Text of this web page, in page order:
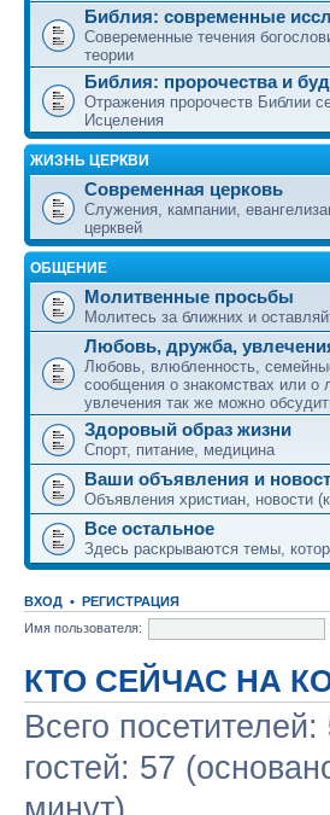
Библия: современные
Совеременные течения
теории
Библия: пророчества и
Отражения пророчеств Библии
Исцеления
ЖИЗНЬ ЦЕРКВИ
Современная церковь
Служения, кампании,
церквей
ОБЩЕНИЕ
Молитвенные просьбы
Молитесь за ближних и
Любовь, дружба,
Любовь, влюбленность,
сообщения о знакомствах или
увлечения так же можно
Здоровый образ жизни
Спорт, питание, медицина
Ваши объявления и
Объявления христиан, новости
Все остальное
Здесь раскрываются темы,
ВХОД • РЕГИСТРАЦИЯ
Имя пользователя:
КТО СЕЙЧАС НА
Всего посетителей:
гостей: 57